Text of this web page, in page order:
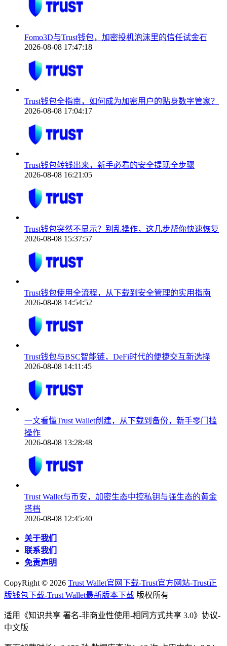
Fomo3D与Trust钱包，加密投机泡沫里的信任试金石
2026-08-08 17:47:18
Trust钱包全指南，如何成为加密用户的贴身数字管家？
2026-08-08 17:04:17
Trust钱包转钱出来，新手必看的安全提现全步骤
2026-08-08 16:21:05
Trust钱包突然不显示？别乱操作，这几步帮你快速恢复
2026-08-08 15:37:57
Trust钱包使用全流程，从下载到安全管理的实用指南
2026-08-08 14:54:52
Trust钱包与BSC智能链，DeFi时代的便捷交互新选择
2026-08-08 14:11:45
一文看懂Trust Wallet创建，从下载到备份，新手零门槛
操作
2026-08-08 13:28:48
Trust Wallet与币安，加密生态中控私钥与强生态的黄金
搭档
2026-08-08 12:45:40
关于我们
联系我们
免责声明
CopyRight © 2026 Trust Wallet官网下载-Trust官方网站-Trust正
版钱包下载-Trust Wallet最新版本下载 版权所有
适用《知识共享 署名-非商业性使用-相同方式共享 3.0》协议-
中文版